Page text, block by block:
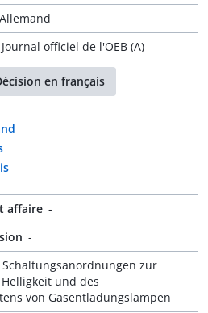
Allemand
officiel de l'OEB (A)
en français
affaire -
-
zur
und des
von Gasentladungslampen